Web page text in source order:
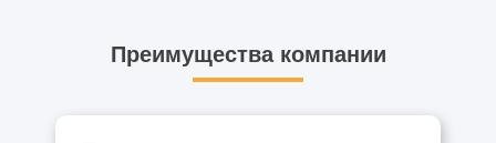
Преимущества компании